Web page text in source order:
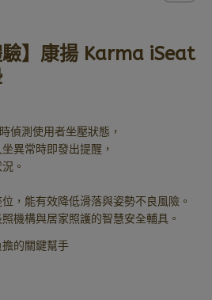
驗】康揚 Karma iSeat
偵測使用者坐壓狀態，
異常時即發出提醒，
。
，能有效降低滑落與姿勢不良風險。
機構與居家照護的智慧安全輔具。
的關鍵幫手